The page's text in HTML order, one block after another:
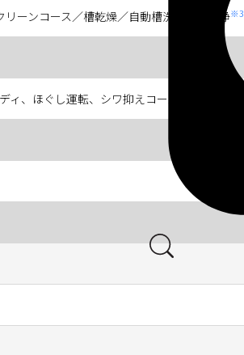
ーンコース／槽乾燥／自動槽洗い／槽洗浄※3
ィ、ほぐし運転、シワ抑えコース